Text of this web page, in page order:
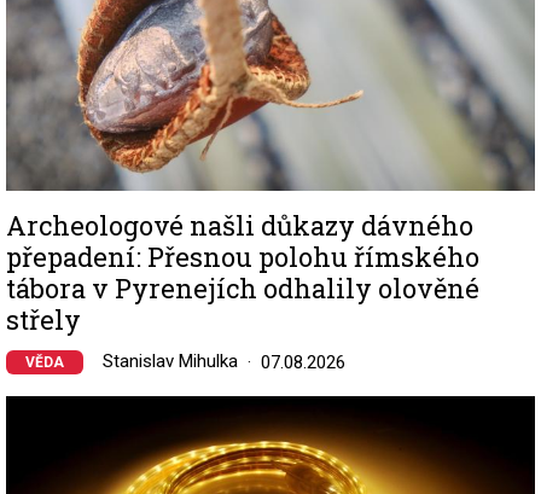
Archeologové našli důkazy dávného
přepadení: Přesnou polohu římského
tábora v Pyrenejích odhalily olověné
střely
VĚDA Stanislav Mihulka 07.08.2026